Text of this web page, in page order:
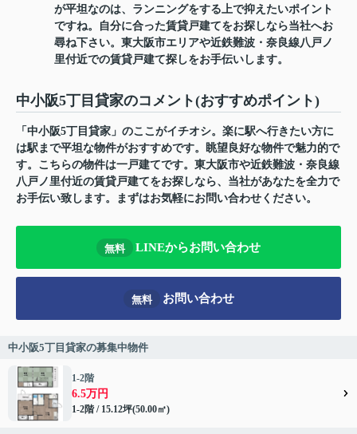
が平坦なのは、ランニングをする上で抑えたいポイント
ですね。自分に合った賃貸戸建てをお探しなら当社へお
尋ね下さい。東大阪市エリアや近鉄難波・奈良線八戸ノ
里付近での賃貸戸建て探しをお手伝いします。
中小阪5丁目貸家のコメント(おすすめポイント)
「中小阪5丁目貸家」のここがイチオシ。楽に駅へ行きたい方に
は駅まで平坦な物件がおすすめです。眺望良好な物件で魅力的で
す。こちらの物件は一戸建てです。東大阪市や近鉄難波・奈良線
八戸ノ里付近の賃貸戸建てをお探しなら、当社があなたを全力で
お手伝い致します。まずはお気軽にお問い合わせください。
無料 LINEからお問い合わせ
無料 お問い合わせ
中小阪5丁目貸家の募集中物件
1-2階
6.5万円
1-2階 / 15.12坪(50.00㎡)